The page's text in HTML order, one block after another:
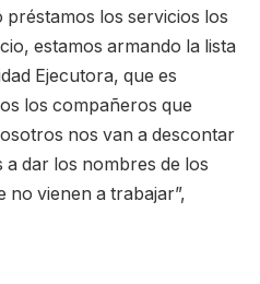
los servicios los
estamos armando la lista
Ejecutora, que es
los compañeros que
nos van a descontar
dar los nombres de los
no vienen a trabajar”,